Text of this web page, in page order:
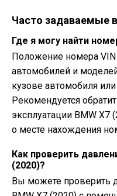
Часто задаваемые
Где я могу найти
Положение номера VIN
автомобилей и
кузове автомобиля или
Рекомендуется
эксплуатации BMW
о месте нахождения
Как проверить
(2020)?
Вы можете проверить